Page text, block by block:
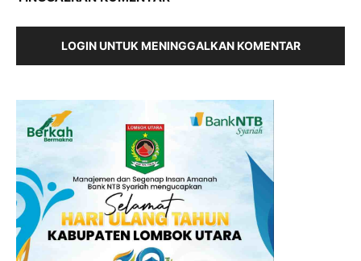
LOGIN UNTUK MENINGGALKAN KOMENTAR